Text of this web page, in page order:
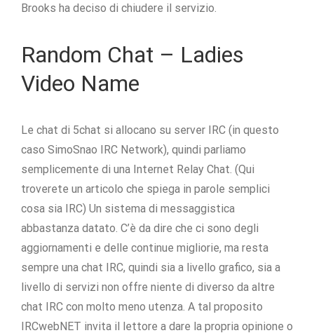
Brooks ha deciso di chiudere il servizio.
Random Chat – Ladies
Video Name
Le chat di 5chat si allocano su server IRC (in questo
caso SimoSnao IRC Network), quindi parliamo
semplicemente di una Internet Relay Chat. (Qui
troverete un articolo che spiega in parole semplici
cosa sia IRC) Un sistema di messaggistica
abbastanza datato. C’è da dire che ci sono degli
aggiornamenti e delle continue migliorie, ma resta
sempre una chat IRC, quindi sia a livello grafico, sia a
livello di servizi non offre niente di diverso da altre
chat IRC con molto meno utenza. A tal proposito
IRCwebNET invita il lettore a dare la propria opinione o